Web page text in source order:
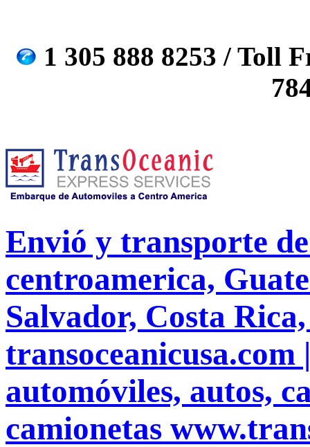
1 305 888 8253 / Toll
Envió y transporte
centroamerica,
Salvador, Costa
automóviles, autos,
camionetas